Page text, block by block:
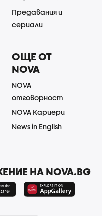
Предавания и
сериали
ОЩЕ ОТ
NOVA
NOVA
отговорност
NOVA Кариери
News in English
НА NOVA.BG